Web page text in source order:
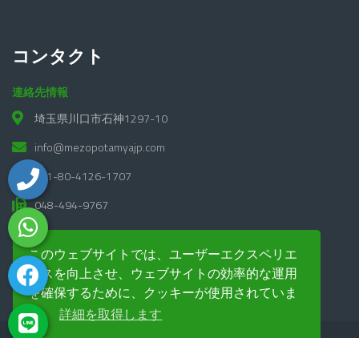
このウェブサイトでは、ユーザーエクスペリエ
ンスを向上させ、ウェブサイトの効率的な運用
を確保するために、クッキーが使用されていま
す。
詳細を取得します
コンタクト
連絡先情報
埼玉県川口市石神1297-10
info@mezopotamyajp.com
+81-80-4126-1707
048-494-9767
勤務時間
月曜日 - 土曜日 09:00 から 18:00 まで. 日曜日: 休み